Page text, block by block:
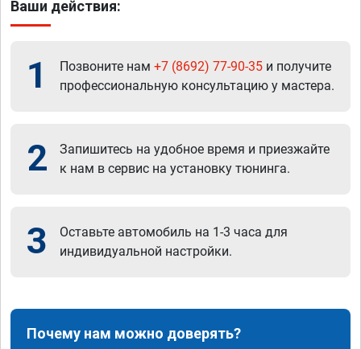
Ваши действия:
1 Позвоните нам +7 (8692) 77-90-35 и получите
профессиональную консультацию у мастера.
2
Запишитесь на удобное время и приезжайте
к нам в сервис на установку тюнинга.
3
Оставьте автомобиль на 1-3 часа для
индивидуальной настройки.
Почему нам можно доверять?